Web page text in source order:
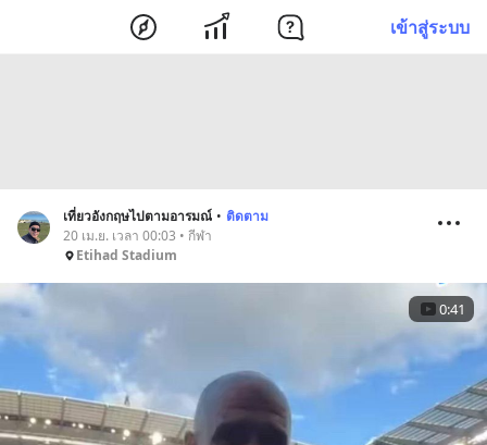
เข้าสู่ระบบ
เที่ยวอังกฤษไปตามอารมณ์ • ติดตาม
20 เม.ย. เวลา 00:03 • กีฬา
Etihad Stadium
0:41